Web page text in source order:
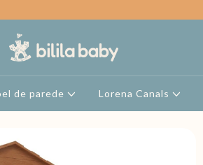
de parede Lorena Canals